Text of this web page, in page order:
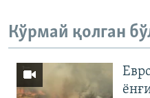
Кўрмай қолган